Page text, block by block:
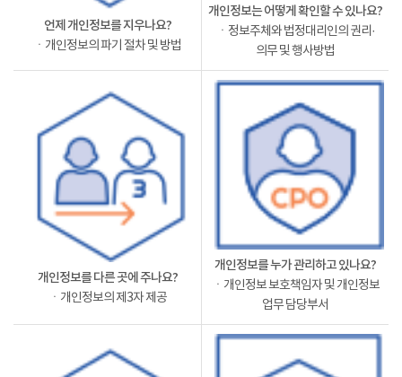
언제 개인정보를 지우나요?
ㆍ개인정보의 파기 절차 및 방법
개인정보는 어떻게 확인할 수 있나요?
ㆍ정보주체와 법정대리인의 권리·
의무 및 행사방법
개인정보를 다른 곳에 주나요?
ㆍ개인정보의 제3자 제공
개인정보를 누가 관리하고 있나요?
ㆍ개인정보 보호책임자 및 개인정보
업무 담당부서